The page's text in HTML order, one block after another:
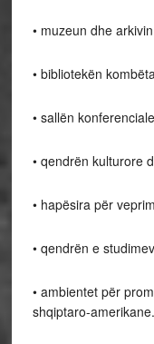
• muzeun dhe
• bibliotekën
• sallën
• qendrën kulturore
• hapësira për
• qendrën e
• ambientet për
shqiptaro-amerikane.